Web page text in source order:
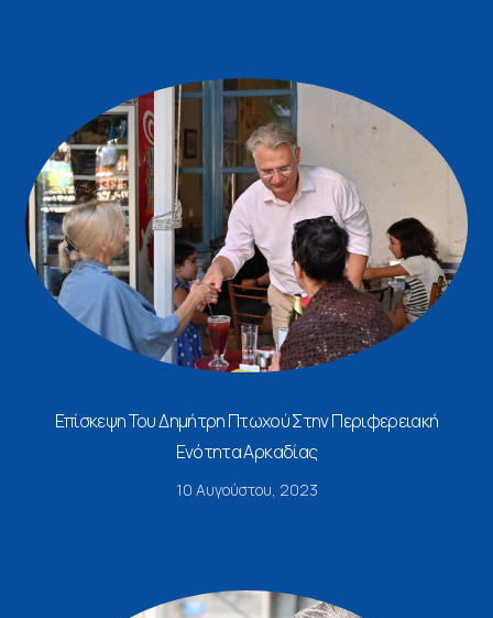
Επίσκεψη Του Δημήτρη Πτωχού Στην Περιφερειακή
Ενότητα Αρκαδίας
10 Αυγούστου, 2023